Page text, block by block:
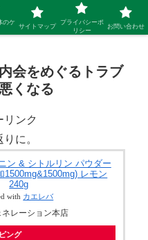
拓するブログ
会をめぐるトラブ
くなる
リンク
に。
ン & シトルリン パウダー
1500mg&1500mg) レモン
240g
with カエレバ
ネレーション本店
ング
のケ
サイトマップ
プライバシーポ
リシー
お問い合わせ